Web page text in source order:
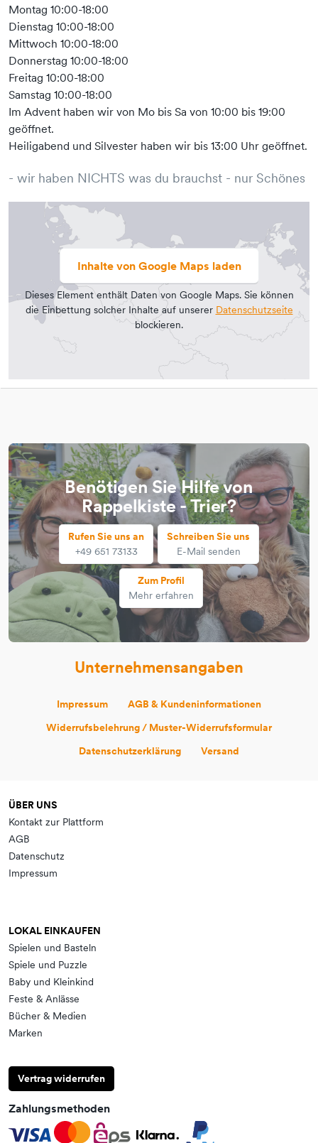
Montag 10:00-18:00
Dienstag 10:00-18:00
Mittwoch 10:00-18:00
Donnerstag 10:00-18:00
Freitag 10:00-18:00
Samstag 10:00-18:00
Im Advent haben wir von Mo bis Sa von 10:00 bis 19:00
geöffnet.
Heiligabend und Silvester haben wir bis 13:00 Uhr geöffnet.
- wir haben NICHTS was du brauchst - nur Schönes
Inhalte von Google Maps laden
Dieses Element enthält Daten von Google Maps. Sie können
die Einbettung solcher Inhalte auf unserer Datenschutzseite
blockieren.
Benötigen Sie Hilfe von
Rappelkiste - Trier?
Rufen Sie uns an
+49 651 73133
Schreiben Sie uns
E-Mail senden
Zum Profil
Mehr erfahren
Unternehmensangaben
Impressum
AGB & Kundeninformationen
Widerrufsbelehrung / Muster-Widerrufsformular
Datenschutzerklärung
Versand
ÜBER UNS
Kontakt zur Plattform
AGB
Datenschutz
Impressum
LOKAL EINKAUFEN
Spielen und Basteln
Spiele und Puzzle
Baby und Kleinkind
Feste & Anlässe
Bücher & Medien
Marken
Vertrag widerrufen
Zahlungsmethoden